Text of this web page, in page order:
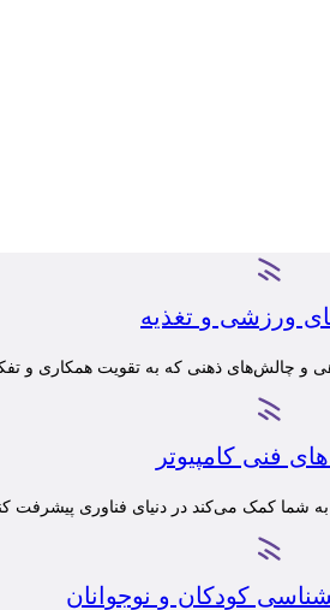
ورزشی و تغذیه
و چالش‌های ذهنی که به تقویت همکاری و
فنی کامپیوتر
کمک می‌کند در دنیای فناوری پیشرفت
کودکان و نوجوانان